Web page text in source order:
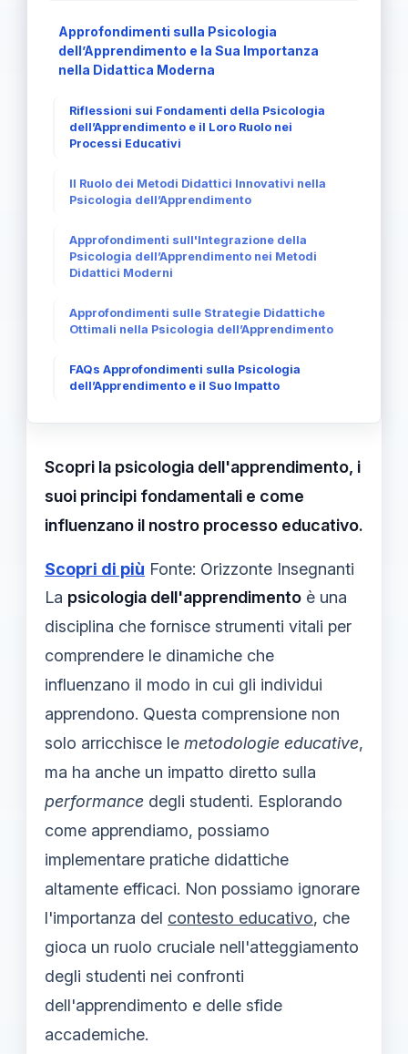
Approfondimenti sulla Psicologia
dell’Apprendimento e la Sua Importanza
nella Didattica Moderna
Riflessioni sui Fondamenti della Psicologia
dell’Apprendimento e il Loro Ruolo nei
Processi Educativi
Il Ruolo dei Metodi Didattici Innovativi nella
Psicologia dell’Apprendimento
Approfondimenti sull'Integrazione della
Psicologia dell’Apprendimento nei Metodi
Didattici Moderni
Approfondimenti sulle Strategie Didattiche
Ottimali nella Psicologia dell’Apprendimento
FAQs Approfondimenti sulla Psicologia
dell’Apprendimento e il Suo Impatto
Scopri la psicologia dell'apprendimento, i
suoi principi fondamentali e come
influenzano il nostro processo educativo.
Scopri di più Fonte: Orizzonte Insegnanti
La psicologia dell'apprendimento è una
disciplina che fornisce strumenti vitali per
comprendere le dinamiche che
influenzano il modo in cui gli individui
apprendono. Questa comprensione non
solo arricchisce le metodologie educative,
ma ha anche un impatto diretto sulla
performance degli studenti. Esplorando
come apprendiamo, possiamo
implementare pratiche didattiche
altamente efficaci. Non possiamo ignorare
l'importanza del contesto educativo, che
gioca un ruolo cruciale nell'atteggiamento
degli studenti nei confronti
dell'apprendimento e delle sfide
accademiche.